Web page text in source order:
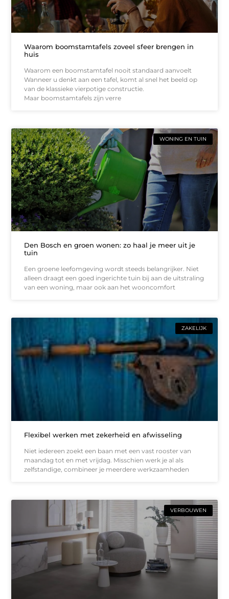
Waarom boomstamtafels zoveel sfeer brengen in
huis
Waarom een boomstamtafel nooit standaard aanvoelt
Wanneer u denkt aan een tafel, komt al snel het beeld op
van de klassieke vierpotige constructie.
Maar boomstamtafels zijn verre
WONING EN TUIN
Den Bosch en groen wonen: zo haal je meer uit je
tuin
Een groene leefomgeving wordt steeds belangrijker. Niet
alleen draagt een goed ingerichte tuin bij aan de uitstraling
van een woning, maar ook aan het wooncomfort
ZAKELIJK
Flexibel werken met zekerheid en afwisseling
Niet iedereen zoekt een baan met een vast rooster van
maandag tot en met vrijdag. Misschien werk je al als
zelfstandige, combineer je meerdere werkzaamheden
VERBOUWEN